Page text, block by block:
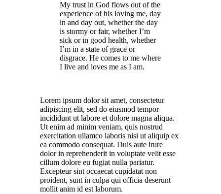
My trust in God flows out of the
experience of his loving me, day
in and day out, whether the day
is stormy or fair, whether I’m
sick or in good health, whether
I’m in a state of grace or
disgrace. He comes to me where
I live and loves me as I am.
Lorem ipsum dolor sit amet, consectetur
adipiscing elit, sed do eiusmod tempor
incididunt ut labore et dolore magna aliqua.
Ut enim ad minim veniam, quis nostrud
exercitation ullamco laboris nisi ut aliquip ex
ea commodo consequat. Duis aute irure
dolor in reprehenderit in voluptate velit esse
cillum dolore eu fugiat nulla pariatur.
Excepteur sint occaecat cupidatat non
proident, sunt in culpa qui officia deserunt
mollit anim id est laborum.